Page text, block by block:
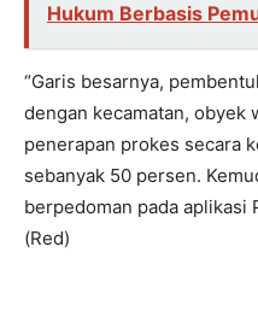
Hukum Berbasis
“Garis besarnya,
dengan kecamatan, obyek
penerapan prokes secara
sebanyak 50 persen.
berpedoman pada aplikasi
(Red)